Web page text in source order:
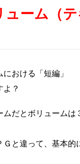
ーム（
おける「短編」
よ？
だとボリューム
と違って、基本